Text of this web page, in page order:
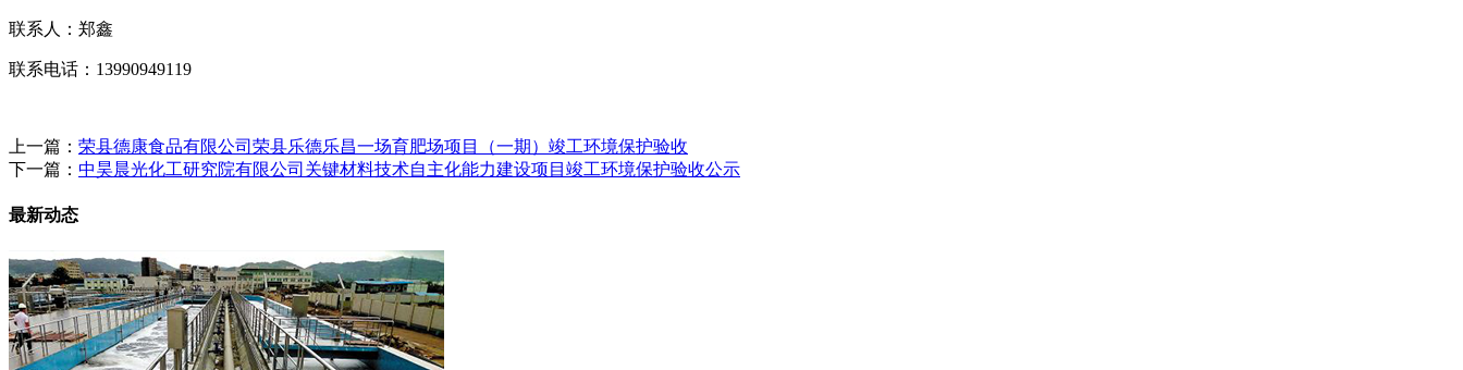
联系人：郑鑫
联系电话：13990949119
上一篇： 荣县德康食品有限公司荣县乐德乐昌一场育肥场项目（一期）竣工环境保护验收
下一篇： 中昊晨光化工研究院有限公司关键材料技术自主化能力建设项目竣工环境保护验收公示
最新动态